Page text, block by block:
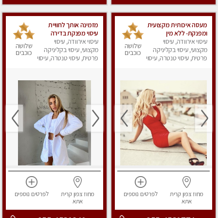
מעסה איכותית מקצועית
ומפנקת- ללא מין
עיסוי אירוודה, עיסוי
מקצועי, עיסוי בקליניקה
פרטית, עיסוי טנטרה, עיסוי
שלושה
כוכבים
מחוז צפוןקרית
אתא
לפרטים נוספים
מזמינה אותך לחוויית
עיסוי מפנקת בדירה
פרטית Massage
עיסוי אירוודה, עיסוי
מקצועי, עיסוי בקליניקה
פרטית, עיסוי טנטרה, עיסוי
שלושה
כוכבים
מחוז צפוןקרית
אתא
לפרטים נוספים